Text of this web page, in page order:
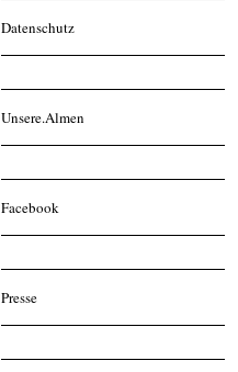
Datenschutz
Unsere.Almen
Facebook
Presse